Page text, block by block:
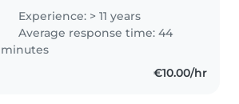
Pescara, ho frequentato il liceo
socio-psico-pedagogico, e
successivamente ho iniziato a..
Experience: > 11 years
Average response time: 44
minutes
€10.00/hr